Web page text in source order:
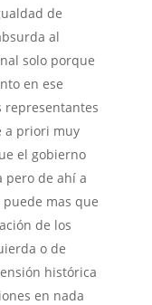
de
al
solo porque
en ese
representantes
a priori muy
el gobierno
pero de ahí a
mas que
de los
o de
histórica
en nada